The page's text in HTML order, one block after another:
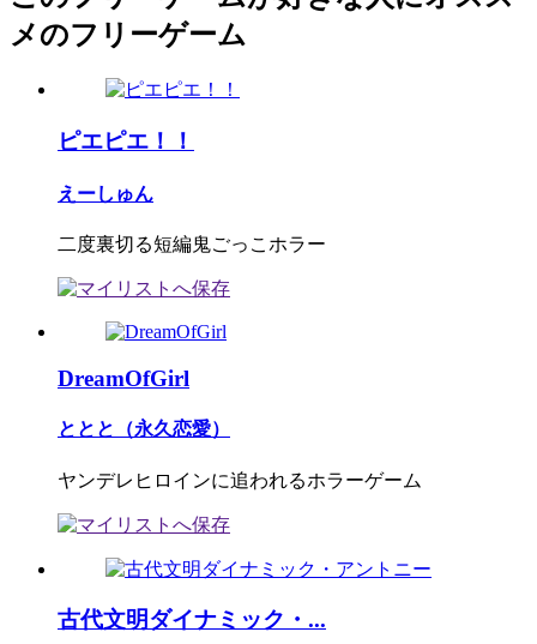
メのフリーゲーム
ピエピエ！！
えーしゅん
二度裏切る短編鬼ごっこホラー
DreamOfGirl
ととと（永久恋愛）
ヤンデレヒロインに追われるホラーゲーム
古代文明ダイナミック・...